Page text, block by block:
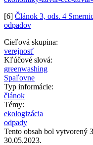
[6] Článok 3, ods. 4
odpadov
Cieľová skupina:
verejnosť
Kľúčové slová:
greenwashing
Spaľovne
Typ informácie:
článok
Témy:
ekologizácia
odpady
Tento obsah bol vytvorený
30.05.2023.